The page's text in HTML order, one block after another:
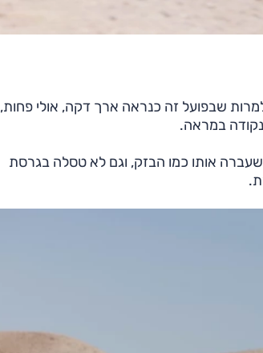
שבפועל זה כנראה ארך דקה, אולי פחות,
במראה.
שעברה אותו כמו הבזק, וגם לא טסלה בגרסת